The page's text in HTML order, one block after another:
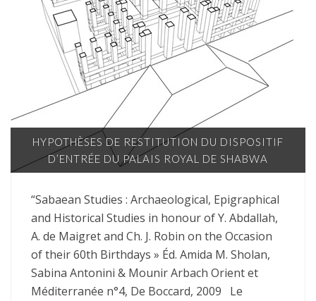
HYPOTHÈSES DE RESTITUTION DU DISPOSITIF
D’ENTRÉE DU PALAIS ROYAL DE SHABWA
“Sabaean Studies : Archaeological, Epigraphical
and Historical Studies in honour of Y. Abdallah,
A. de Maigret and Ch. J. Robin on the Occasion
of their 60th Birthdays » Éd. Amida M. Sholan,
Sabina Antonini & Mounir Arbach Orient et
Méditerranée n°4, De Boccard, 2009 Le